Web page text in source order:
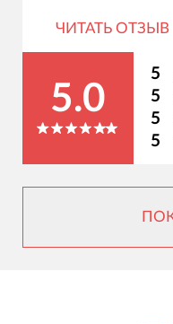
ЧИТАТЬ ОТЗЫВ
5.0
5
5
5
5